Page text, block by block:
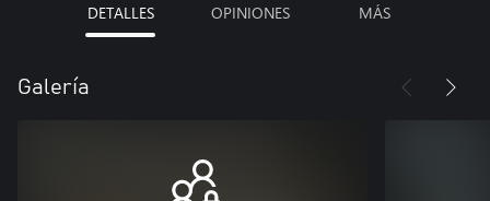
DETALLES OPINIONES MÁS
Galería